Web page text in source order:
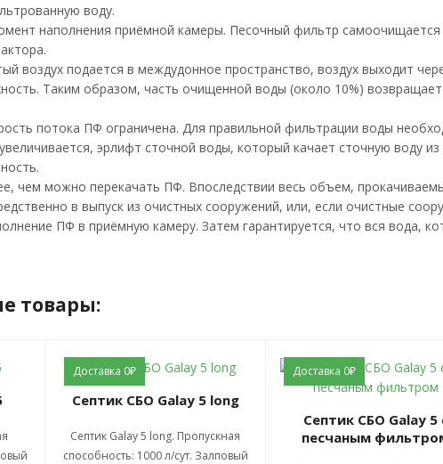
воду.
наполнения приёмной камеры. Песочный фильтр самоочищается
воздух подается в междудонное пространство, воздух выходит
Таким образом, часть очищенной воды (около 10%)
потока ПФ ограничена. Для правильной фильтрации воды
эрлифт сточной воды, который качает сточную воду
чем можно перекачать ПФ. Впоследствии весь объем,
в выпуск из очистных сооружений, или, если очистные
ПФ в приёмную камеру. Затем гарантируется, что вся вода,
товары:
Доставка 0₽
Септик СБО Galay 5 long
Септик Galay 5 long. Пропускная
способность: 1000 л/сут. Залповый
Доставка 0₽
Септик СБО Galay 5 с
песчаным